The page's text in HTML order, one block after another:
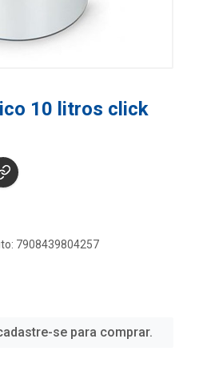
10 litros click
7908439804257
se para comprar.